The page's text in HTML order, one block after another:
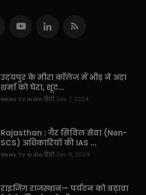
उदयपुर के मीरा कॉलेज में भीड़ ने अदा
शर्मा को घेरा, शूट...
News Tv India हिंदी Dec 7, 2024
Rajasthan : गैर सिविल सेवा (Non-
SCS) अधिकारियों की IAS ...
News Tv India हिंदी Dec 6, 2024
राइजिंग राजस्थान— पर्यटन को बढ़ावा